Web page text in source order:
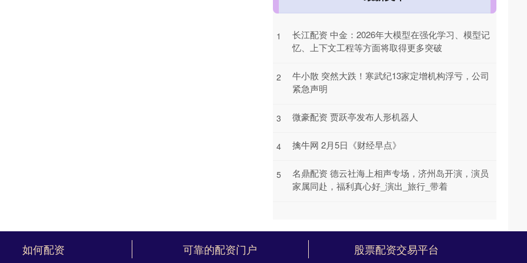
1
长江配资 中金：2026年大模型在强化学习、模型记
忆、上下文工程等方面将取得更多突破
2
牛小散 突然大跌！寒武纪13家定增机构浮亏，公司
紧急声明
3 微豪配资 贾跃亭发布人形机器人
4 擒牛网 2月5日《财经早点》
5
名鼎配资 德云社海上相声专场，济州岛开演，演员
家属同赴，福利真心好_演出_旅行_带着
如何配资 可靠的配资门户 股票配资交易平台